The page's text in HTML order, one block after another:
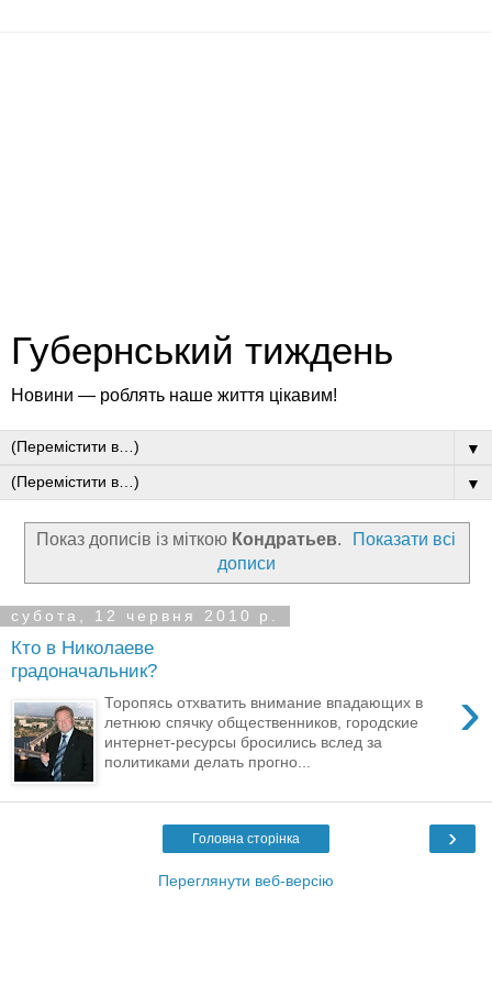
Губернський тиждень
Новини — роблять наше життя цікавим!
▼
▼
Показ дописів із міткою Кондратьев.
Показати всі
дописи
субота, 12 червня 2010 р.
Кто в Николаеве
градоначальник?
›
Торопясь отхватить внимание впадающих в
летнюю спячку общественников, городские
интернет-ресурсы бросились вслед за
политиками делать прогно...
›
Головна сторінка
Переглянути веб-версію